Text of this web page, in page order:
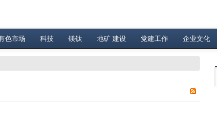
色市场 科技 镁钛 地矿 建设 党建工作 企业文化